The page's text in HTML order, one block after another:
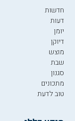
חדשות
דעות
יומן
דיוקן
מוצש
שבת
סגנון
מתכונים
טוב לדעת